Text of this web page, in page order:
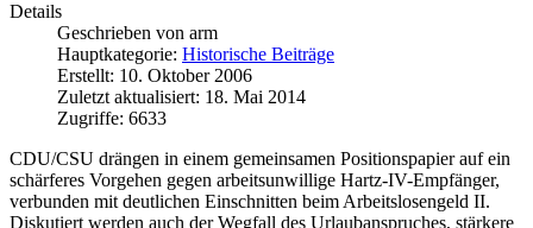
Details
Geschrieben von arm
Hauptkategorie: Historische Beiträge
Erstellt: 10. Oktober 2006
Zuletzt aktualisiert: 18. Mai 2014
Zugriffe: 6633
CDU/CSU drängen in einem gemeinsamen Positionspapier auf ein
schärferes Vorgehen gegen arbeitsunwillige Hartz-IV-Empfänger,
verbunden mit deutlichen Einschnitten beim Arbeitslosengeld II.
Diskutiert werden auch der Wegfall des Urlaubanspruches, stärkere